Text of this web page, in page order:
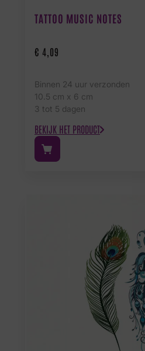
TATTOO MUSIC NOTES
€ 4,09
Binnen 24 uur verzonden
10.5 cm x 6 cm
3 tot 5 dagen
BEKIJK HET PRODUCT